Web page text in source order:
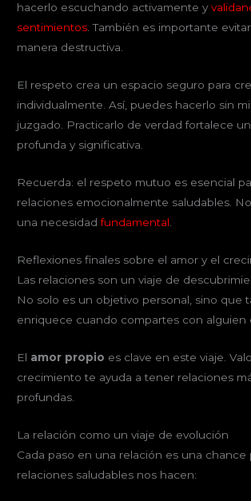
hacerlo escuchando activamente y
sentimientos. También es importante
manera destructiva.
El respeto crea un espacio seguro para
individualmente. Así, puedes hacerlo sin
juzgado. Practicarlo de verdad fortalece
profunda y significativa.
Recuerda: el respeto mutuo es esencial
relaciones emocionalmente saludables.
una necesidadfundamental.
Reflexiones finales sobre el amor y el
Las relaciones son un viaje de
No solo es un objetivo personal, sino que
enriquece cuando compartes con alguien
El amor propio es clave en este viaje.
crecimiento te ayuda a tener relaciones
profundas.
La relación como un viaje de evolución
Cada paso en una relación es una chance
relaciones saludables nos hacen: